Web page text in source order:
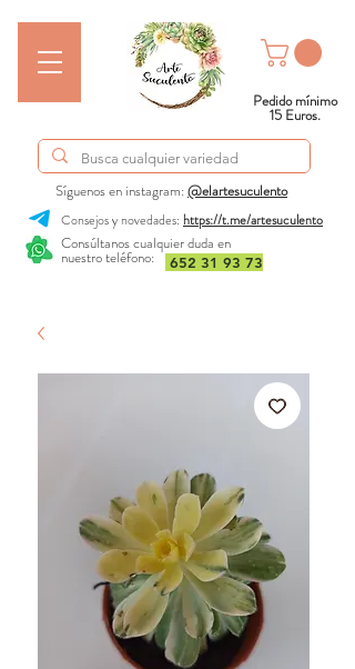
Consúltanos cualquier duda en
nuestro teléfono:
Síguenos en instagram:@elartesuculento
652 31 93 73
Consejos y novedades: https://t.me/artesuculento
Pedido mínimo
15 Euros.